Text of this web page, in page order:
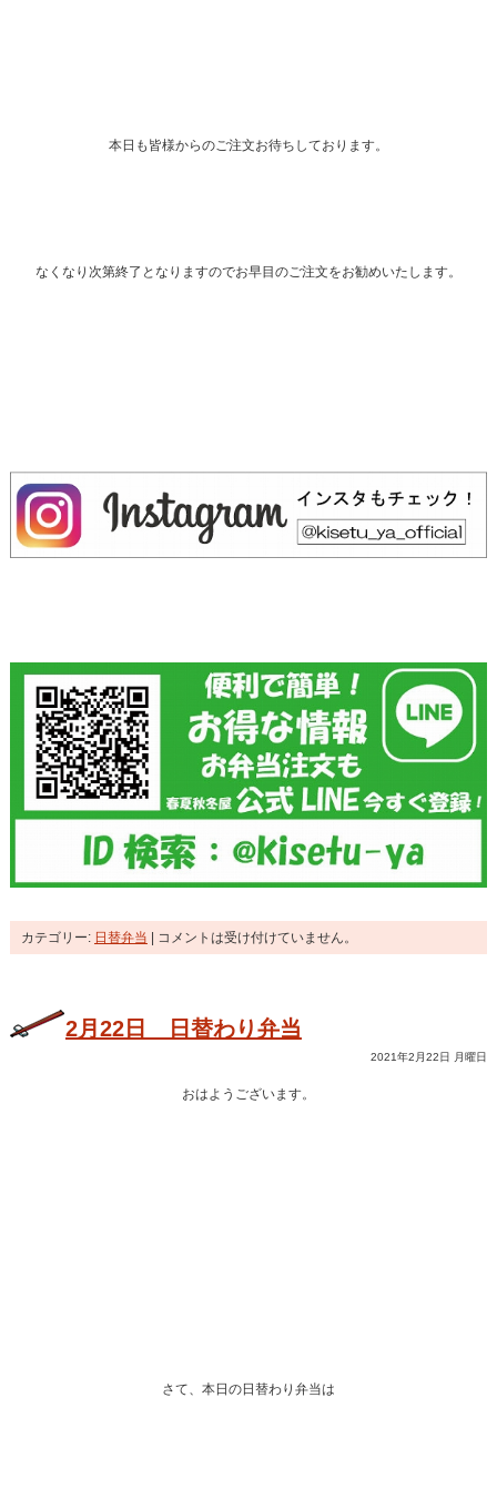
本日も皆様からのご注文お待ちしております。
なくなり次第終了となりますのでお早目のご注文をお勧めいたします。
カテゴリー: 日替弁当 コメントは受け付けていません。
2月22日 日替わり弁当
2021年2月22日 月曜日
おはようございます。
さて、本日の日替わり弁当は